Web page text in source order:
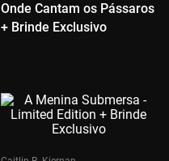
Onde Cantam os Pássaros
+ Brinde Exclusivo